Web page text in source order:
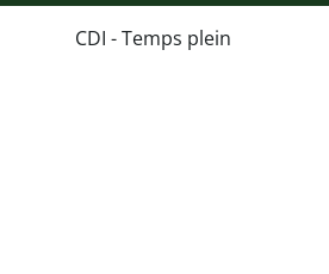
CDI - Temps plein